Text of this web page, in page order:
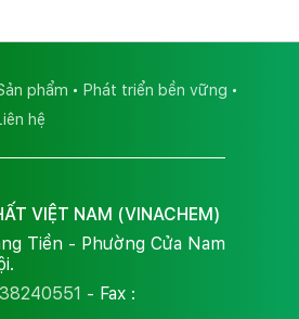
phẩm
Phát triển bền vững
hệ
VIỆT NAM (VINACHEM)
Tiền - Phường Cửa Nam
- Fax :